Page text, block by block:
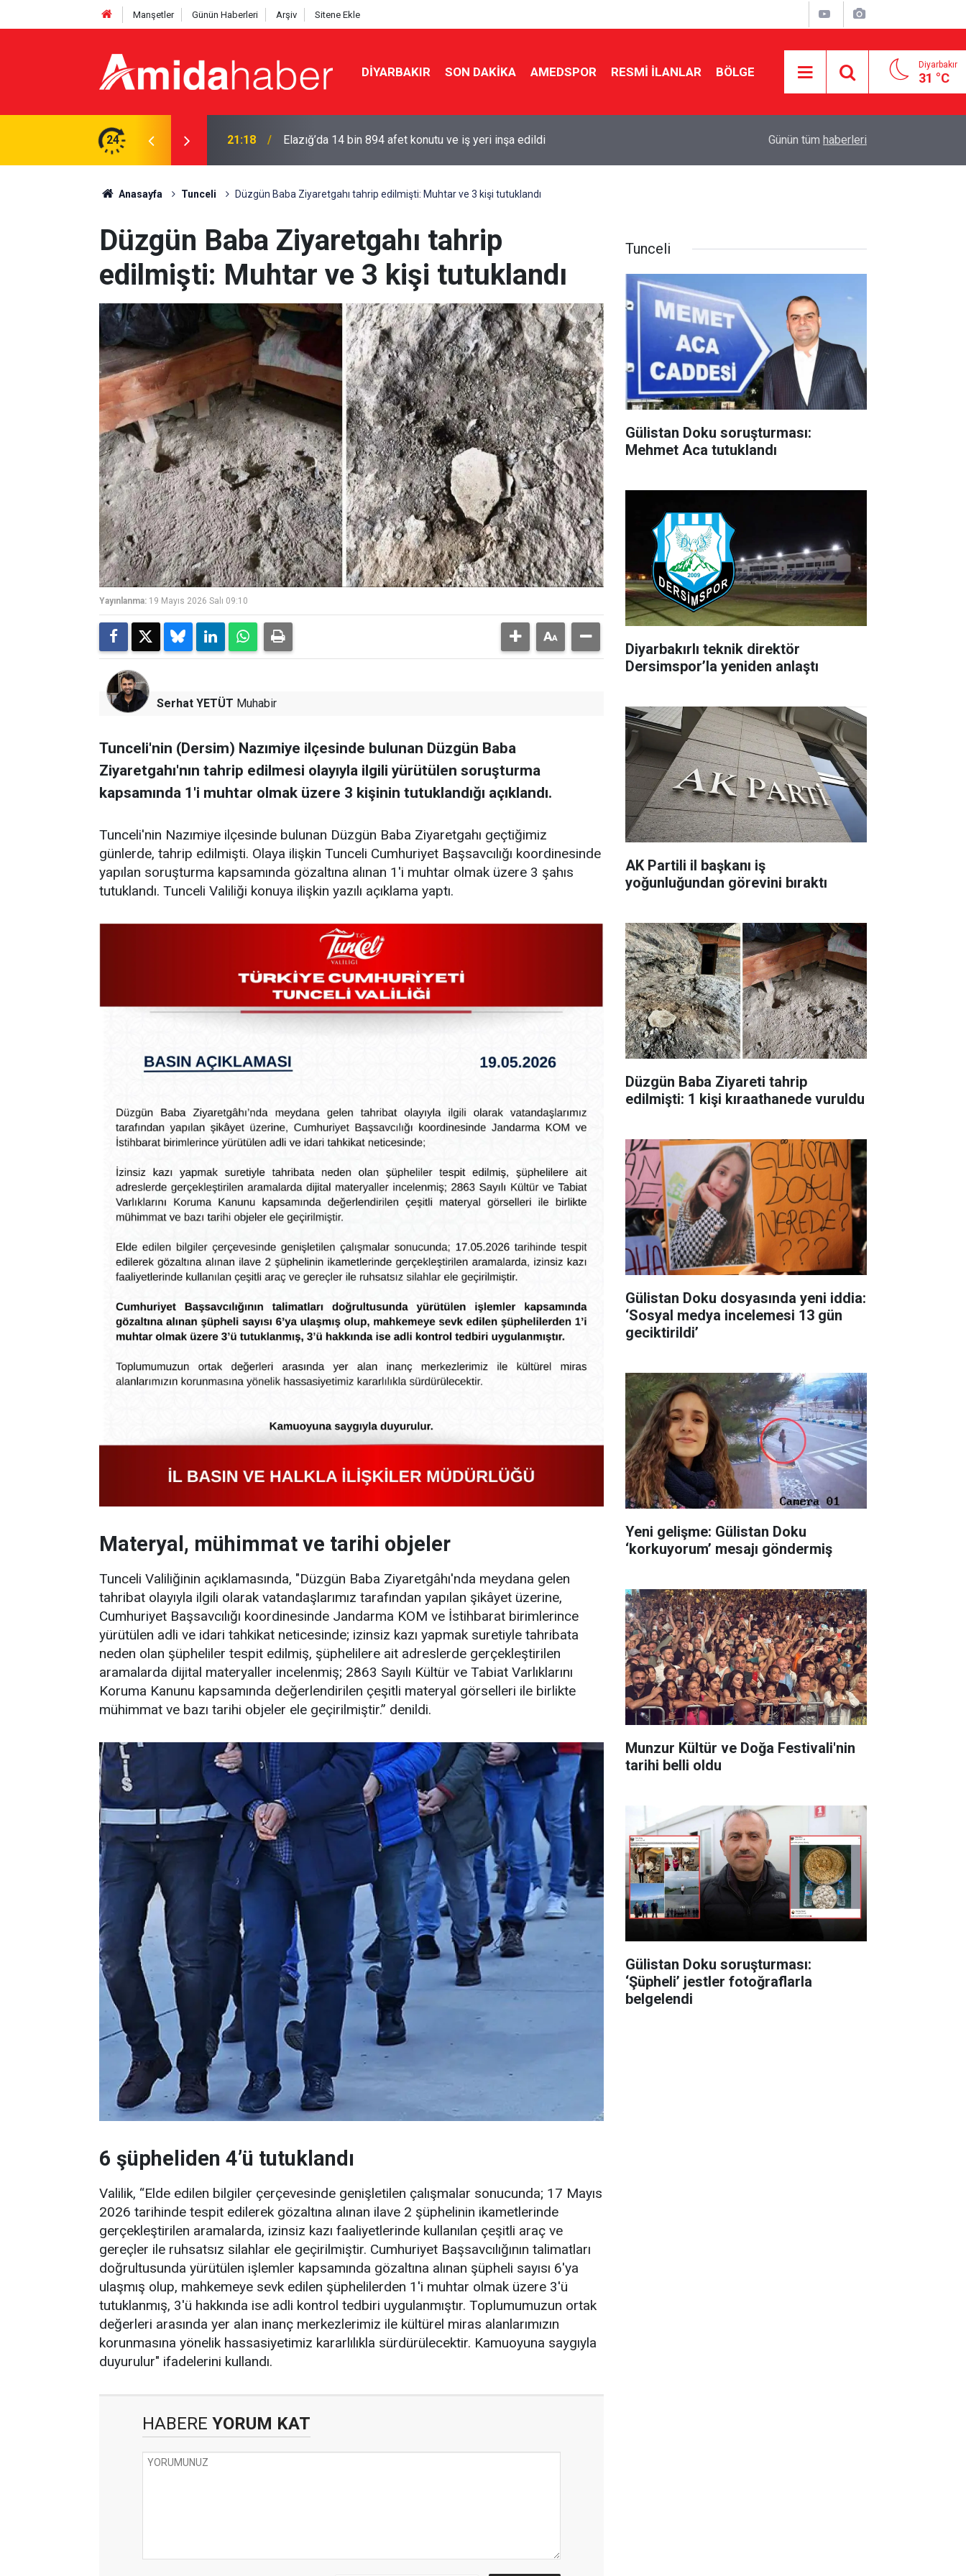
Manşetler Günün Haberleri Arşiv Sitene Ekle
DIYARBAKIR SON DAKIKA AMEDSPOR RESMI İLANLAR BÖLGE Diyarbakır
31 °C
24
ve iş yeri inşa edildi 20:43 Zübeyir Aydar: Kendimi teklifin dışında buldum Adıyaman'da orman yangını
Günün tüm haberleri
Anasayfa Tunceli Düzgün Baba Ziyaretgahı tahrip edilmişti: Muhtar ve 3 kişi tutuklandı
Düzgün Baba Ziyaretgahı tahrip
edilmişti: Muhtar ve 3 kişi tutuklandı
Yayınlanma: 19 Mayıs 2026 Salı 09:10
Serhat YETÜT Muhabir
Tunceli'nin (Dersim) Nazımiye ilçesinde bulunan Düzgün Baba
Ziyaretgahı'nın tahrip edilmesi olayıyla ilgili yürütülen soruşturma
kapsamında 1'i muhtar olmak üzere 3 kişinin tutuklandığı açıklandı.
Tunceli'nin Nazımiye ilçesinde bulunan Düzgün Baba Ziyaretgahı geçtiğimiz
günlerde, tahrip edilmişti. Olaya ilişkin Tunceli Cumhuriyet Başsavcılığı koordinesinde
yapılan soruşturma kapsamında gözaltına alınan 1'i muhtar olmak üzere 3 şahıs
tutuklandı. Tunceli Valiliği konuya ilişkin yazılı açıklama yaptı.
Materyal, mühimmat ve tarihi objeler
Tunceli Valiliğinin açıklamasında, "Düzgün Baba Ziyaretgâhı'nda meydana gelen
tahribat olayıyla ilgili olarak vatandaşlarımız tarafından yapılan şikâyet üzerine,
Cumhuriyet Başsavcılığı koordinesinde Jandarma KOM ve İstihbarat birimlerince
yürütülen adli ve idari tahkikat neticesinde; izinsiz kazı yapmak suretiyle tahribata
neden olan şüpheliler tespit edilmiş, şüphelilere ait adreslerde gerçekleştirilen
aramalarda dijital materyaller incelenmiş; 2863 Sayılı Kültür ve Tabiat Varlıklarını
Koruma Kanunu kapsamında değerlendirilen çeşitli materyal görselleri ile birlikte
mühimmat ve bazı tarihi objeler ele geçirilmiştir.” denildi.
6 şüpheliden 4’ü tutuklandı
Valilik, “Elde edilen bilgiler çerçevesinde genişletilen çalışmalar sonucunda; 17 Mayıs
2026 tarihinde tespit edilerek gözaltına alınan ilave 2 şüphelinin ikametlerinde
gerçekleştirilen aramalarda, izinsiz kazı faaliyetlerinde kullanılan çeşitli araç ve
gereçler ile ruhsatsız silahlar ele geçirilmiştir. Cumhuriyet Başsavcılığının talimatları
doğrultusunda yürütülen işlemler kapsamında gözaltına alınan şüpheli sayısı 6'ya
ulaşmış olup, mahkemeye sevk edilen şüphelilerden 1'i muhtar olmak üzere 3'ü
tutuklanmış, 3'ü hakkında ise adli kontrol tedbiri uygulanmıştır. Toplumumuzun ortak
değerleri arasında yer alan inanç merkezlerimiz ile kültürel miras alanlarımızın
korunmasına yönelik hassasiyetimiz kararlılıkla sürdürülecektir. Kamuoyuna saygıyla
duyurulur" ifadelerini kullandı.
HABERE YORUM KAT
Tunceli
Gülistan Doku soruşturması:
Mehmet Aca tutuklandı
Diyarbakırlı teknik direktör
Dersimspor’la yeniden anlaştı
AK Partili il başkanı iş
yoğunluğundan görevini bıraktı
Düzgün Baba Ziyareti tahrip
edilmişti: 1 kişi kıraathanede vuruldu
Gülistan Doku dosyasında yeni iddia:
‘Sosyal medya incelemesi 13 gün
geciktirildi’
Yeni gelişme: Gülistan Doku
‘korkuyorum’ mesajı göndermiş
Munzur Kültür ve Doğa Festivali'nin
tarihi belli oldu
Gülistan Doku soruşturması:
‘Şüpheli’ jestler fotoğraflarla
belgelendi